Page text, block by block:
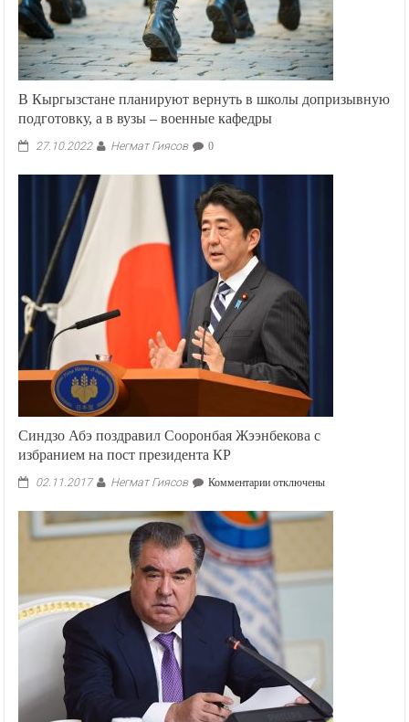
В Кыргызстане планируют вернуть в школы допризывную
подготовку, а в вузы – военные кафедры
27.10.2022 Негмат Гиясов 0
Синдзо Абэ поздравил Сооронбая Жээнбекова с
избранием на пост президента КР
02.11.2017 Негмат Гиясов Комментарии
записи
Абэ
поздравил
Сооронбая
Жээнбекова
на
пост
президента
КР